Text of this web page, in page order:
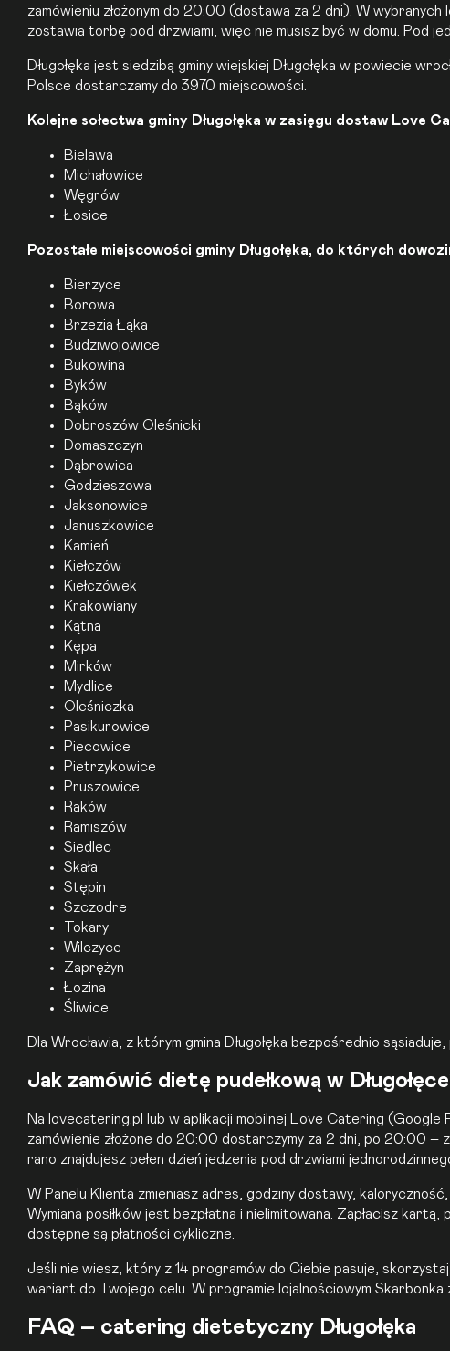
zamówieniu złożonym do 20:00 (dostawa za 2 dni). W
zostawia torbę pod drzwiami, więc nie musisz być w domu. Pod
Długołęka jest siedzibą gminy wiejskiej Długołęka w powiecie
Polsce dostarczamy do 3970 miejscowości.
Kolejne sołectwa gminy Długołęka w zasięgu dostaw Love
Bielawa
Michałowice
Węgrów
Łosice
Pozostałe miejscowości gminy Długołęka, do których
Bierzyce
Borowa
Brzezia Łąka
Budziwojowice
Bukowina
Byków
Bąków
Dobroszów Oleśnicki
Domaszczyn
Dąbrowica
Godzieszowa
Jaksonowice
Januszkowice
Kamień
Kiełczów
Kiełczówek
Krakowiany
Kątna
Kępa
Mirków
Mydlice
Oleśniczka
Pasikurowice
Piecowice
Pietrzykowice
Pruszowice
Raków
Ramiszów
Siedlec
Skała
Stępin
Szczodre
Tokary
Wilczyce
Zaprężyn
Łozina
Śliwice
Dla Wrocławia, z którym gmina Długołęka bezpośrednio
Jak zamówić dietę pudełkową w
Na lovecatering.pl lub w aplikacji mobilnej Love Catering
zamówienie złożone do 20:00 dostarczymy za 2 dni, po 20:00 –
rano znajdujesz pełen dzień jedzenia pod drzwiami
W Panelu Klienta zmieniasz adres, godziny dostawy,
Wymiana posiłków jest bezpłatna i nielimitowana. Zapłacisz
dostępne są płatności cykliczne.
Jeśli nie wiesz, który z 14 programów do Ciebie pasuje,
wariant do Twojego celu. W programie lojalnościowym
FAQ – catering dietetyczny Długołęka